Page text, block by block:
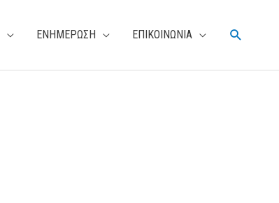
ΕΝΗΜΕΡΩΣΗ ΕΠΙΚΟΙΝΩΝΙΑ